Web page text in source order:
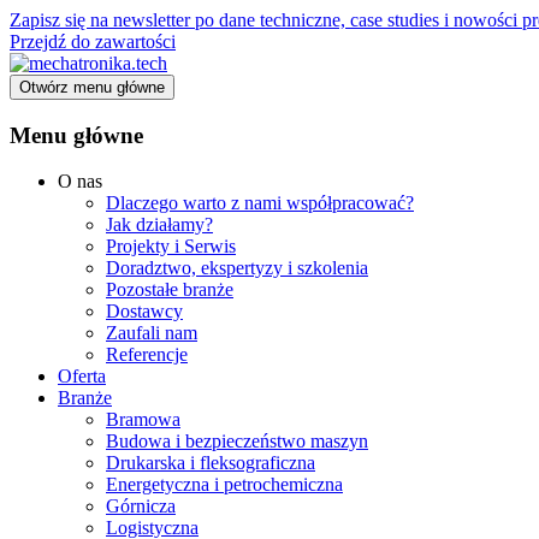
Zapisz się na newsletter po dane techniczne, case studies i nowości
Przejdź do zawartości
Otwórz menu główne
Menu główne
O nas
Dlaczego warto z nami współpracować?
Jak działamy?
Projekty i Serwis
Doradztwo, ekspertyzy i szkolenia
Pozostałe branże
Dostawcy
Zaufali nam
Referencje
Oferta
Branże
Bramowa
Budowa i bezpieczeństwo maszyn
Drukarska i fleksograficzna
Energetyczna i petrochemiczna
Górnicza
Logistyczna